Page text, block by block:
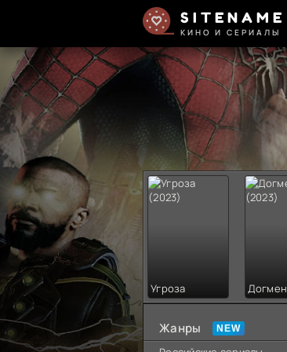
SITENAME
КИНО И СЕРИАЛЫ
Угроза Догмен
Жанры